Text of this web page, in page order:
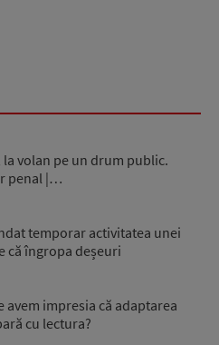
la volan pe un drum public.
penal |…
temporar activitatea unei
că îngropa deșeuri
avem impresia că adaptarea
cu lectura?